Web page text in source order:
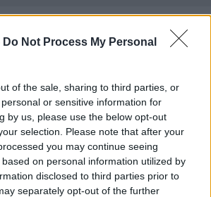
Do Not Process My Personal
of the sale, sharing to third parties, or
or sensitive information for
by us, please use the below opt-out
selection. Please note that after your
you may continue seeing
on personal information utilized by
disclosed to third parties prior to
separately opt-out of the further